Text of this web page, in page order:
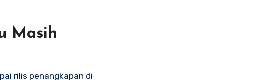
Masih
rilis penangkapan di